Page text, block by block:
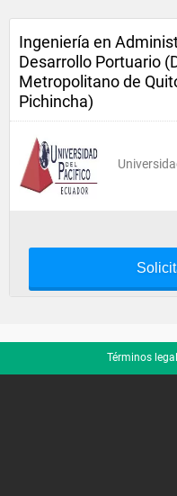
Ingeniería en
Desarrollo Portuario
Metropolitano de
Pichincha)
Términos